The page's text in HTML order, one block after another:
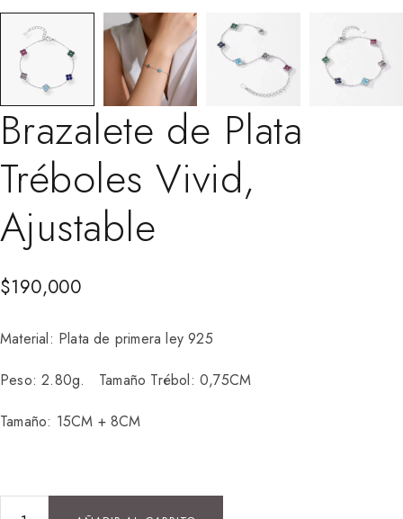
Brazalete de Plata
Tréboles Vivid,
Ajustable
$190,000
Material: Plata de primera ley 925
Peso: 2.80g. Tamaño Trébol: 0,75CM
Tamaño: 15CM + 8CM